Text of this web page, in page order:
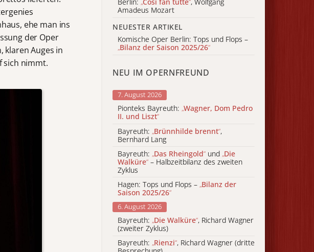
ehe man ins
der Oper
klaren Auges in
sich nimmt.
Amadeus Mozart
NEUESTER ARTIKEL
Komische Oper Berlin: Tops und Flops –
„Bilanz der Saison 2025/26“
NEU IM OPERNFREUND
7. August 2026
Pionteks Bayreuth: „Wagner, Dom Pedro
II. und Liszt“
Bayreuth: „Brünnhilde brennt“,
Bernhard Lang
Bayreuth: „Das Rheingold“ und „Die
Walküre“ – Halbzeitbilanz des zweiten
Zyklus
Hagen: Tops und Flops – „Bilanz der
Saison 2025/26“
6. August 2026
Bayreuth: „Die Walküre“, Richard Wagner
(zweiter Zyklus)
Bayreuth: „Rienzi“, Richard Wagner (dritte